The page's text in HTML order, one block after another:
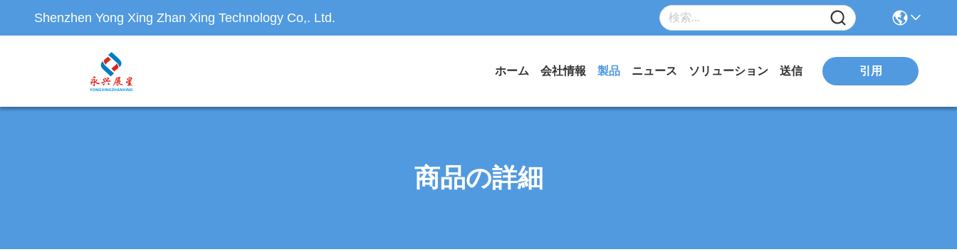
Shenzhen Yong Xing Zhan Xing Technology Co,. Ltd.
ホーム 会社情報 製品 ニュース ソリューション 送信 引用
商品の詳細